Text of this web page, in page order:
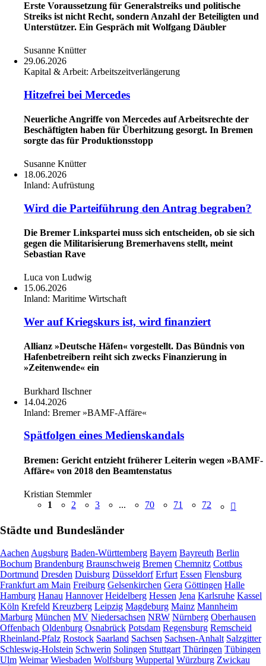
Erste Voraussetzung für Generalstreiks und politische
Streiks ist nicht Recht, sondern Anzahl der Beteiligten und
Unterstützer. Ein Gespräch mit Wolfgang Däubler
Susanne Knütter
29.06.2026
Kapital & Arbeit: Arbeitszeitverlängerung
Hitzefrei bei Mercedes
Neuerliche Angriffe von Mercedes auf Arbeitsrechte der
Beschäftigten haben für Überhitzung gesorgt. In Bremen
sorgte das für Produktionsstopp
Susanne Knütter
18.06.2026
Inland: Aufrüstung
Wird die Parteiführung den Antrag begraben?
Die Bremer Linkspartei muss sich entscheiden, ob sie sich
gegen die Militarisierung Bremerhavens stellt, meint
Sebastian Rave
Luca von Ludwig
15.06.2026
Inland: Maritime Wirtschaft
Wer auf Kriegskurs ist, wird finanziert
Allianz »Deutsche Häfen« vorgestellt. Das Bündnis von
Hafenbetreibern reiht sich zwecks Finanzierung in
»Zeitenwende« ein
Burkhard Ilschner
14.04.2026
Inland: Bremer »BAMF-Affäre«
Spätfolgen eines Medienskandals
Bremen: Gericht entzieht früherer Leiterin wegen »BAMF-
Affäre« von 2018 den Beamtenstatus
Kristian Stemmler
1
2 3 ... 70 71 72
Städte und Bundesländer
Aachen Augsburg Baden-Württemberg Bayern Bayreuth Berlin
Bochum Brandenburg Braunschweig Bremen Chemnitz Cottbus
Dortmund Dresden Duisburg Düsseldorf Erfurt Essen Flensburg
Frankfurt am Main Freiburg Gelsenkirchen Gera Göttingen Halle
Hamburg Hanau Hannover Heidelberg Hessen Jena Karlsruhe Kassel
Köln Krefeld Kreuzberg Leipzig Magdeburg Mainz Mannheim
Marburg München MV Niedersachsen NRW Nürnberg Oberhausen
Offenbach Oldenburg Osnabrück Potsdam Regensburg Remscheid
Rheinland-Pfalz Rostock Saarland Sachsen Sachsen-Anhalt Salzgitter
Schleswig-Holstein Schwerin Solingen Stuttgart Thüringen Tübingen
Ulm Weimar Wiesbaden Wolfsburg Wuppertal Würzburg Zwickau